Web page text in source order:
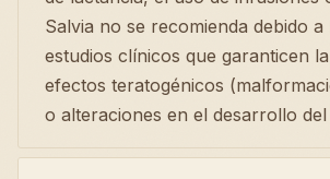
Salvia no se recomienda debido a
estudios clínicos que garanticen
efectos teratogénicos
o alteraciones en el desarrollo